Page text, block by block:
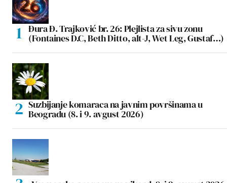
Đura Đ. Trajković br. 26: Plejlista za sivu zonu
(Fontaines D.C, Beth Ditto, alt-J, Wet Leg, Gustaf…)
Suzbijanje komaraca na javnim površinama u
Beogradu (8. i 9. avgust 2026)